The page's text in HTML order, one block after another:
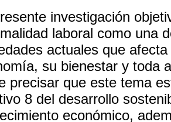
investigación
laboral como una
actuales que
su bienestar y toda
precisar que este tema
8 del desarrollo
económico,